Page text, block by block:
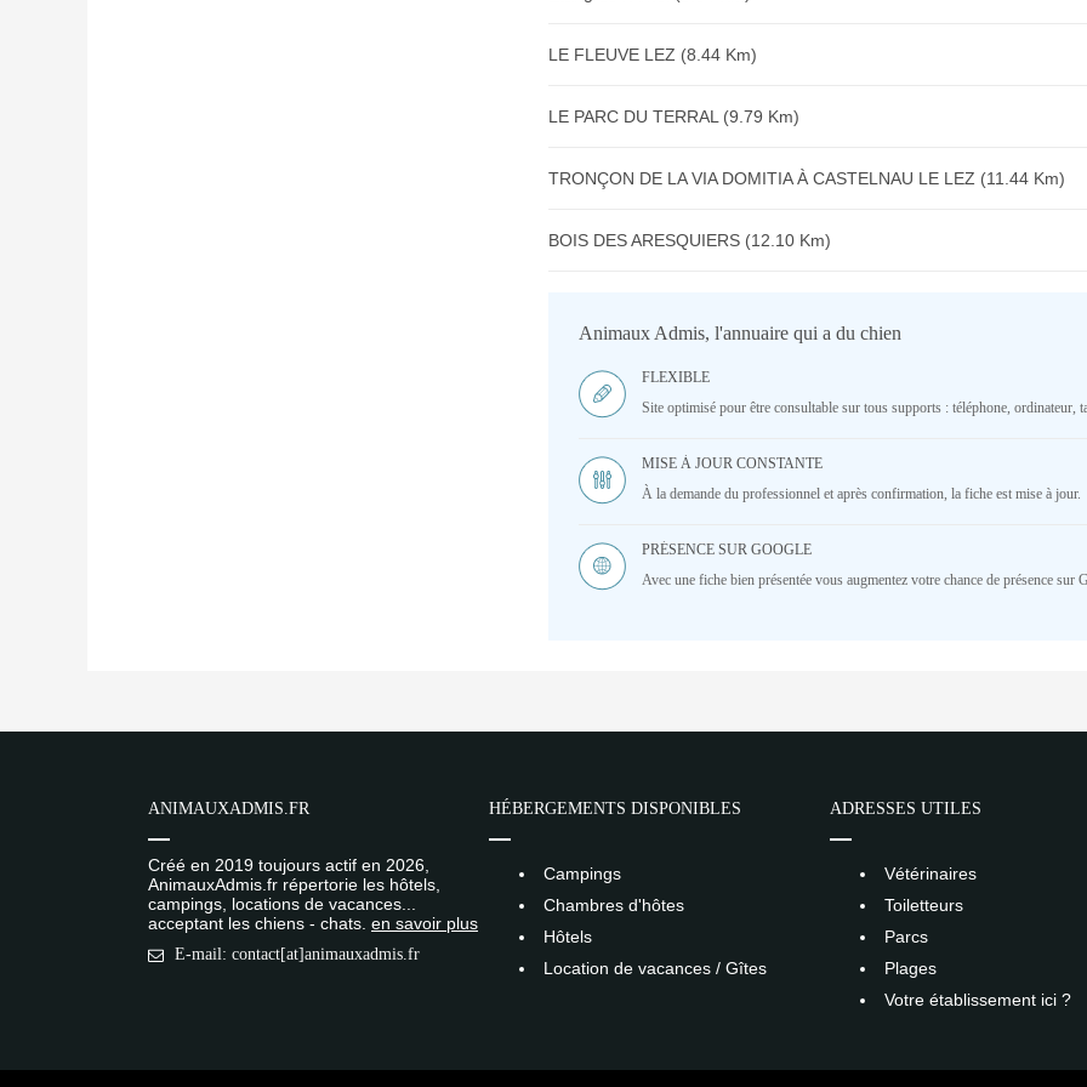
LE FLEUVE LEZ (8.44 Km)
LE PARC DU TERRAL (9.79 Km)
TRONÇON DE LA VIA DOMITIA À CASTELNAU LE LEZ (11.44 Km)
BOIS DES ARESQUIERS (12.10 Km)
Animaux Admis, l'annuaire qui a du chien
FLEXIBLE
Site optimisé pour être consultable sur tous supports : téléphone, ordinateur,
MISE À JOUR CONSTANTE
À la demande du professionnel et après confirmation, la fiche est mise à jour.
PRÉSENCE SUR GOOGLE
Avec une fiche bien présentée vous augmentez votre chance de présence sur
ANIMAUXADMIS.FR
Créé en 2019 toujours actif en 2026,
AnimauxAdmis.fr répertorie les hôtels,
campings, locations de vacances...
acceptant les chiens - chats. en savoir plus
E-mail: contact[at]animauxadmis.fr
HÉBERGEMENTS DISPONIBLES
Campings
Chambres d'hôtes
Hôtels
Location de vacances / Gîtes
ADRESSES UTILES
Vétérinaires
Toiletteurs
Parcs
Plages
Votre établissement ici ?